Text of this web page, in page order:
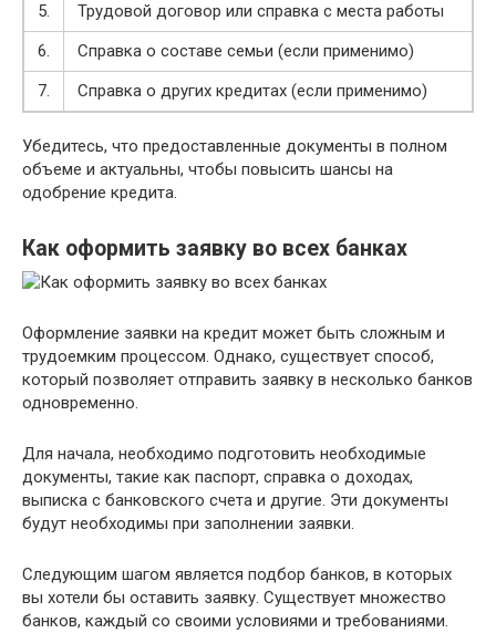
5.
Трудовой договор или справка с места работы
6.
Справка о составе семьи (если применимо)
7.
Справка о других кредитах (если применимо)
Убедитесь, что предоставленные документы в полном
объеме и актуальны, чтобы повысить шансы на
одобрение кредита.
Как оформить заявку во всех банках
Оформление заявки на кредит может быть сложным и
трудоемким процессом. Однако, существует способ,
который позволяет отправить заявку в несколько банков
одновременно.
Для начала, необходимо подготовить необходимые
документы, такие как паспорт, справка о доходах,
выписка с банковского счета и другие. Эти документы
будут необходимы при заполнении заявки.
Следующим шагом является подбор банков, в которых
вы хотели бы оставить заявку. Существует множество
банков, каждый со своими условиями и требованиями.